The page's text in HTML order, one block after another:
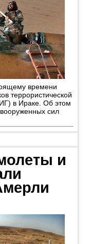
времени
террористической
в Ираке. Об этом
сил
и